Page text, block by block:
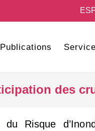
Publications
des
Risque